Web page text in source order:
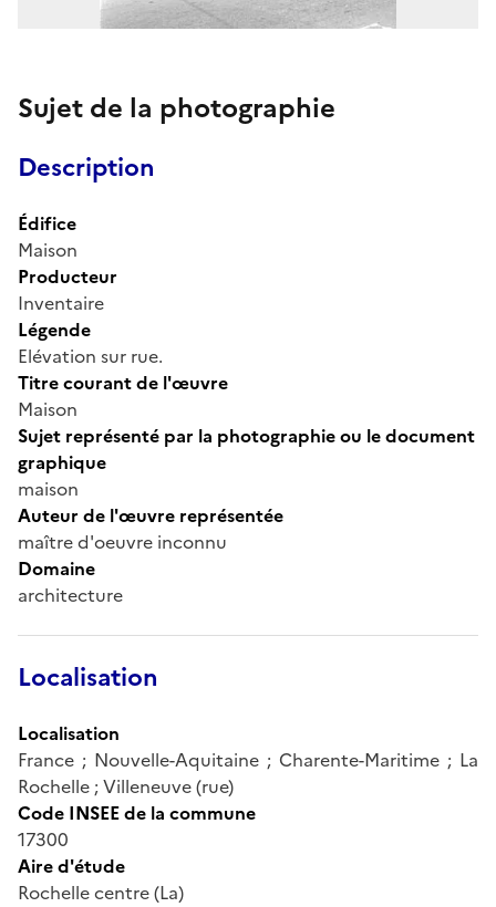
Sujet de la photographie
Description
Édifice
Maison
Producteur
Inventaire
Légende
Elévation sur rue.
Titre courant de l'œuvre
Maison
Sujet représenté par la photographie ou le document
graphique
maison
Auteur de l'œuvre représentée
maître d'oeuvre inconnu
Domaine
architecture
Localisation
Localisation
France ; Nouvelle-Aquitaine ; Charente-Maritime ; La
Rochelle ; Villeneuve (rue)
Code INSEE de la commune
17300
Aire d'étude
Rochelle centre (La)